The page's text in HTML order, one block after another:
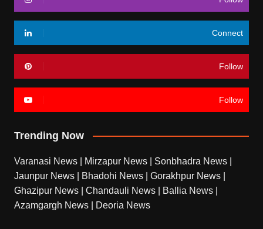
Connect
Follow
Follow
Trending Now
Varanasi News Mirzapur News Sonbhadra News
Jaunpur News
Bhadohi News Gorakhpur News
Ghazipur News
Chandauli News Ballia News
Azamgargh News
Deoria News